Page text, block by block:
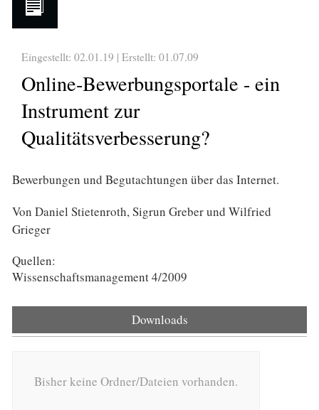
Eingestellt: 02.01.19 | Erstellt: 01.07.09
Online-Bewerbungsportale - ein
Instrument zur
Qualitätsverbesserung?
Bewerbungen und Begutachtungen über das Internet.
Von Daniel Stietenroth, Sigrun Greber und Wilfried
Grieger
Quellen:
Wissenschaftsmanagement 4/2009
Downloads
Bisher keine Ordner/Dateien vorhanden.